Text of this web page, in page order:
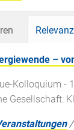
Relevanz
–
Kolloquium -
Gesellschaft:
/